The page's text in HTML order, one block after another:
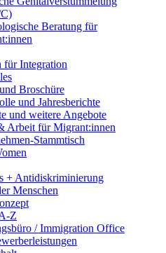
Beratung für
für Integration
Broschüre
und Jahresberichte
und weitere Angebote
Arbeit für Migrant:innen
Stammtisch
+ Antidiskriminierung
Menschen
Z
/ Immigration Office